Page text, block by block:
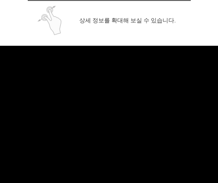
상세 정보를 확대해 보실 수 있습니다.